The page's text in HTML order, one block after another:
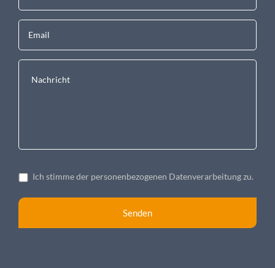
Ich stimme der personenbezogenen Datenverarbeitung zu.